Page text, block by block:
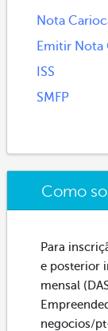
Nota
Emitir Nota
ISS
SMFP
Como
Para
e posterior
mensal
negocios/